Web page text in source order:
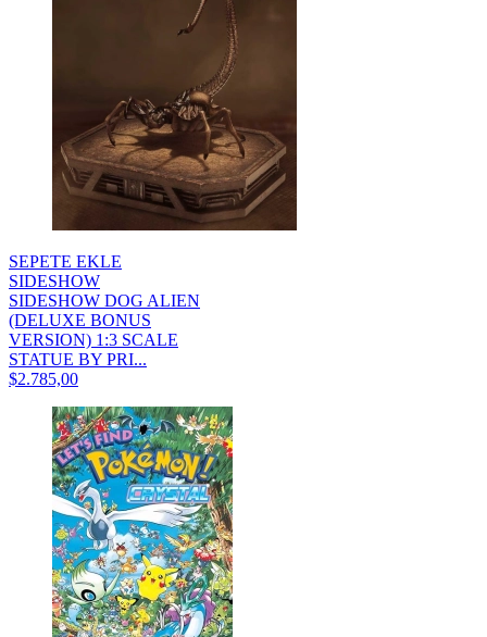
SEPETE EKLE
SIDESHOW
SIDESHOW DOG ALIEN
(DELUXE BONUS
VERSION) 1:3 SCALE
STATUE BY PRI...
$2.785,00